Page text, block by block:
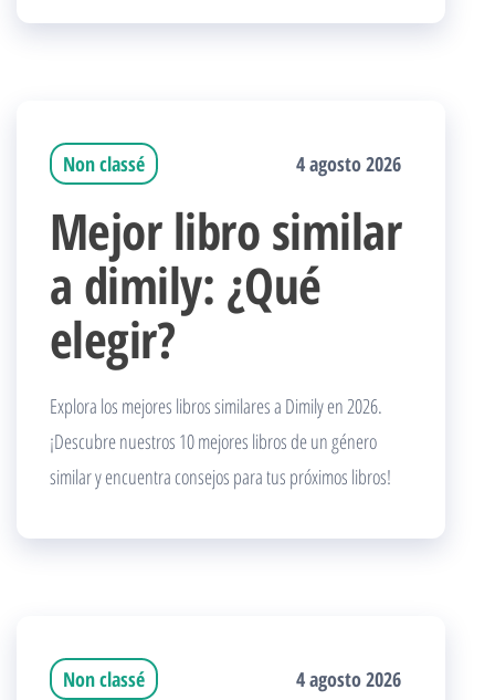
Non classé 4 agosto 2026
Mejor libro similar
a dimily: ¿Qué
elegir?
Explora los mejores libros similares a Dimily en 2026.
¡Descubre nuestros 10 mejores libros de un género
similar y encuentra consejos para tus próximos libros!
Non classé 4 agosto 2026